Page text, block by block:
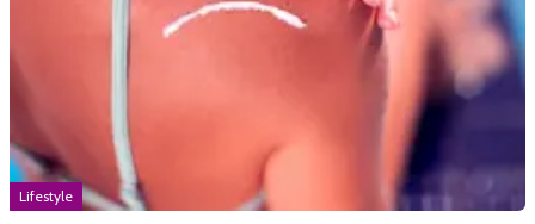
Lifestyle